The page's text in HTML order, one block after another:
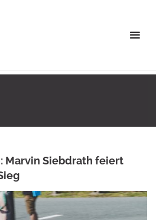
Marvin Siebdrath feiert